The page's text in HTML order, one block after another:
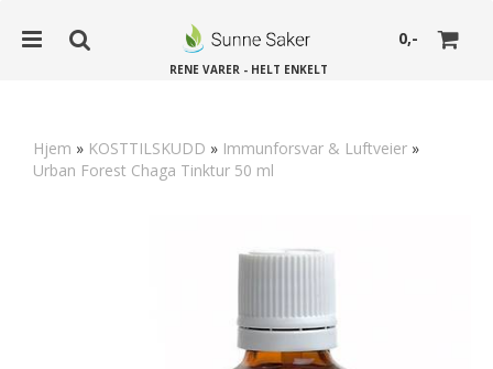
0,-
RENE VARER - HELT ENKELT
Hjem » KOSTTILSKUDD » Immunforsvar & Luftveier »
Urban Forest Chaga Tinktur 50 ml